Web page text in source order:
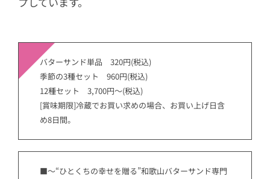
バターサンド単品 320円(税込)
季節の3種セット 960円(税込)
12種セット 3,700円～(税込)
[賞味期限]冷蔵でお買い求めの場合、お買い上げ日含
め8日間。
■～“ひとくちの幸せを贈る”和歌山バターサンド専門